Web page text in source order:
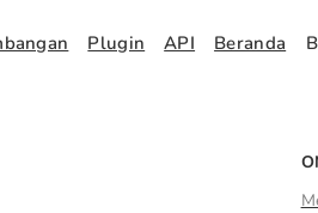
Plugin API Beranda